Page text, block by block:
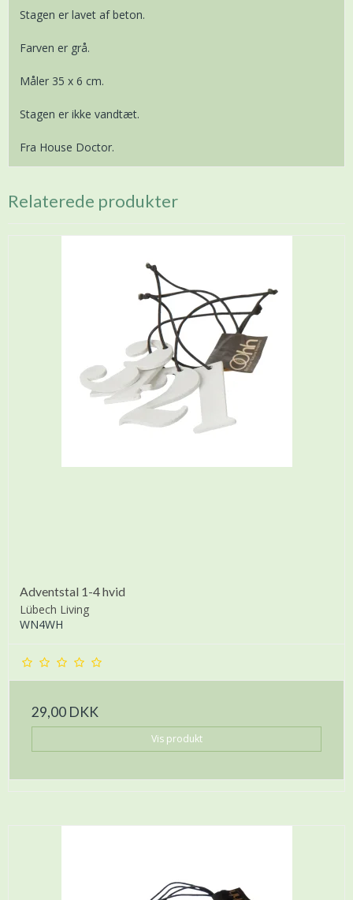
Stagen er lavet af beton.
Farven er grå.
Måler 35 x 6 cm.
Stagen er ikke vandtæt.
Fra House Doctor.
Relaterede produkter
Adventstal 1-4 hvid
Lübech Living
WN4WH
29,00 DKK
Vis produkt